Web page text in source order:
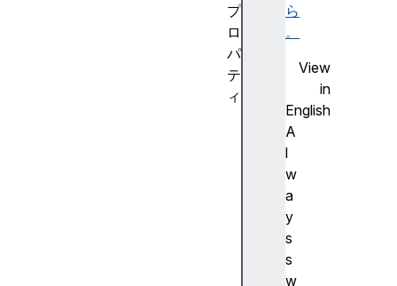
ら
。
View
in
English
A
l
w
a
y
s
s
w
プ
ロ
パ
テ
ィ